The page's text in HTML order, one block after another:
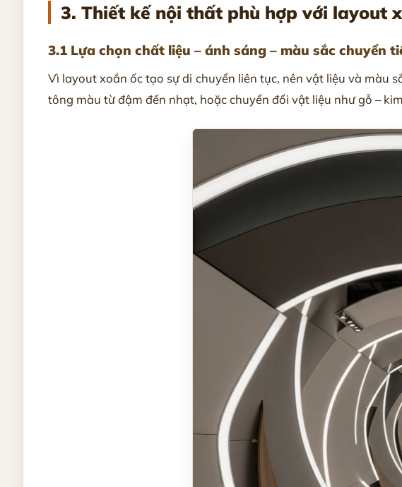
3. Thiết kế nội thất phù hợp với layout
3.1 Lựa chọn chất liệu – ánh sáng – màu sắc chuyển
Vì layout xoắn ốc tạo sự di chuyển liên tục, nên vật liệu và màu
tông màu từ đậm đến nhạt, hoặc chuyển đổi vật liệu như gỗ –